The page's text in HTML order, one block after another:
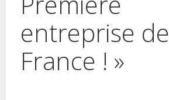
entreprise de
France ! »